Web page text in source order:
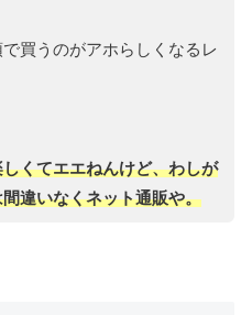
買うのがアホらしくなるレ
くてエエねんけど、わしが
違いなくネット通販や。